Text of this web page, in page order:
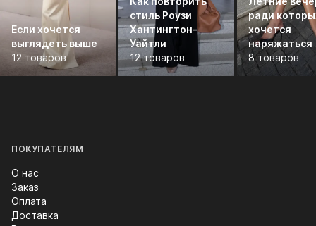
Если хочется
выглядеть выше
12 товаров
стиль Роузи
Хантингтон-
Уайтли
12 товаров
ради
хочется
наряжаться
8 товаров
ПОКУПАТЕЛЯМ
О нас
Заказ
Оплата
Доставка